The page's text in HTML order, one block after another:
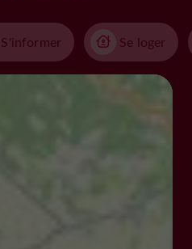
S'informer Se loger